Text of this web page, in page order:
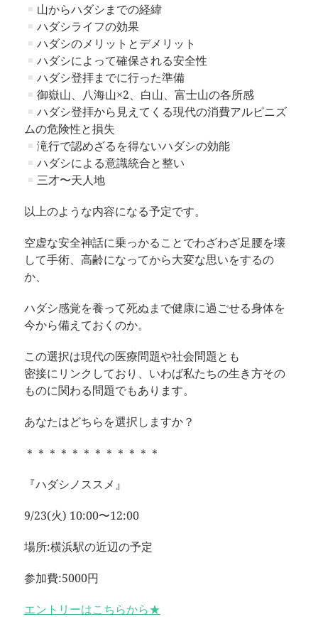
山からハダシまでの経緯
ハダシライフの効果
ハダシのメリットとデメリット
ハダシによって確保される安全性
ハダシ登拝までに行った準備
御嶽山、八海山×2、白山、富士山の各所感
ハダシ登拝から見えてくる現代の消費アルピニズ
ムの危険性と損失
滝行で認めざるを得ないハダシの効能
ハダシによる意識統合と整い
三才〜天人地
以上のような内容になる予定です。
空虚な安全神話に乗っかることでわざわざ足腰を壊
して手術、高齢になってから大変な思いをするの
か、
ハダシ感覚を養って死ぬまで健康に過ごせる身体を
今から備えておくのか。
この選択は現代の医療問題や社会問題とも
密接にリンクしており、いわば私たちの生き方その
ものに関わる問題でもあります。
あなたはどちらを選択しますか？
＊＊＊＊＊＊＊＊＊＊＊＊
『ハダシノススメ』
9/23(火) 10:00〜12:00
場所:横浜駅の近辺の予定
参加費:5000円
エントリーはこちらから★